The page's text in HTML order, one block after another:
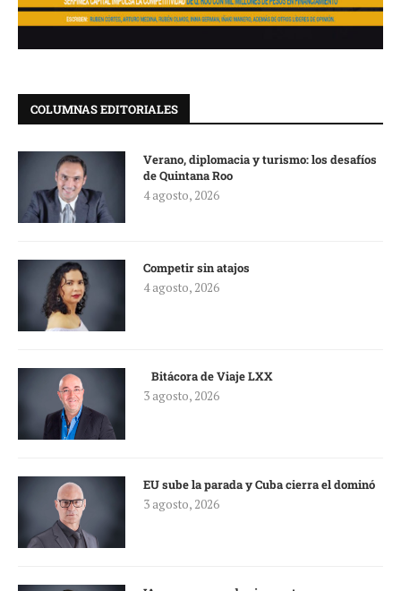
COLUMNAS EDITORIALES
Verano, diplomacia y turismo: los desafíos
de Quintana Roo
4 agosto, 2026
Competir sin atajos
4 agosto, 2026
Bitácora de Viaje LXX
3 agosto, 2026
EU sube la parada y Cuba cierra el dominó
3 agosto, 2026